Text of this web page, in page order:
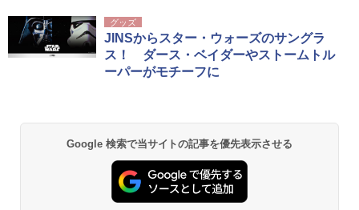
DEWEL パラソル 大型 ビーチ アウトドアパ
ラソル ガーデン サイトシート付 折りたたみ
防水 UVカット 4段階高さ調整 軽量 収納袋付
き
【日本企業販売】超強力クマ対策スプレー 30
0ml（連続噴射30秒）110ml（連続噴射15
秒）射程5～10m 安全ロック搭載 携帯収納袋
付き ヒグマ・イノシシ対策 自治体・教育機
関の購入実績 登山・キャンプ・アウトドア・
グッズ
JINSからスター・ウォーズのサングラ
ス！ ダース・ベイダーやストームトル
ーパーがモチーフに
Google 検索で当サイトの記事を優先表示させる